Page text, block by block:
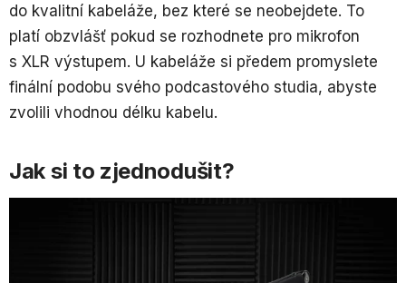
do kvalitní kabeláže, bez které se neobejdete. To
platí obzvlášť pokud se rozhodnete pro mikrofon
s XLR výstupem. U kabeláže si předem promyslete
finální podobu svého podcastového studia, abyste
zvolili vhodnou délku kabelu.
Jak si to zjednodušit?